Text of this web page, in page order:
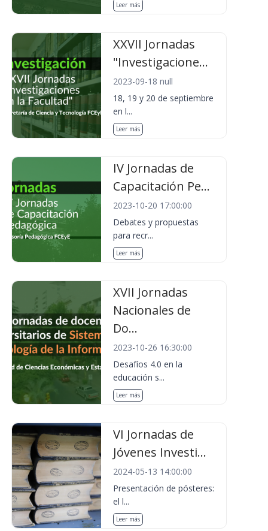
Leer más
XXVII Jornadas
"Investigacione...
2023-09-18 null
18, 19 y 20 de septiembre
en l...
Leer más
IV Jornadas de
Capacitación Pe...
2023-10-20 17:00:00
Debates y propuestas
para recr...
Leer más
XVII Jornadas
Nacionales de
Do...
2023-10-26 16:30:00
Desafíos 4.0 en la
educación s...
Leer más
VI Jornadas de
Jóvenes Investi...
2024-05-13 14:00:00
Presentación de pósteres:
el l...
Leer más